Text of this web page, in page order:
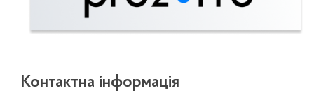
Контактна інформація